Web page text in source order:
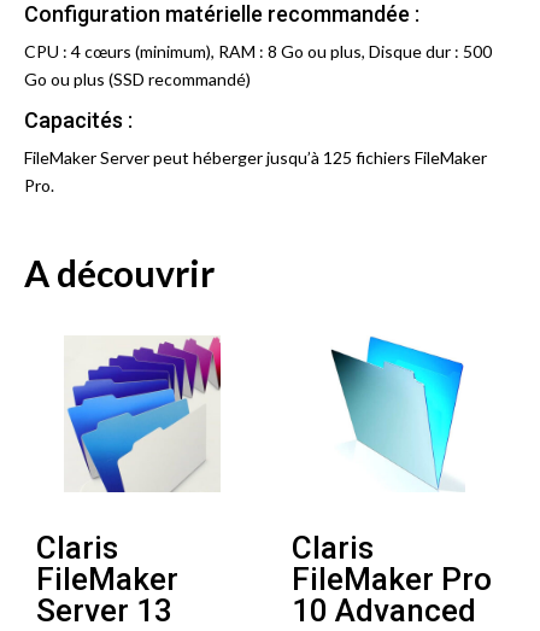
Configuration matérielle recommandée :
CPU : 4 cœurs (minimum), RAM : 8 Go ou plus, Disque dur : 500
Go ou plus (SSD recommandé)
Capacités :
FileMaker Server peut héberger jusqu’à 125 fichiers FileMaker
Pro.
A découvrir
Claris
FileMaker
Server 13
Claris
FileMaker Pro
10 Advanced